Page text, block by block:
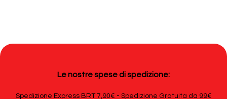
Le nostre spese di spedizione:
Spedizione Express BRT 7,90€ - Spedizione Gratuita da 99€